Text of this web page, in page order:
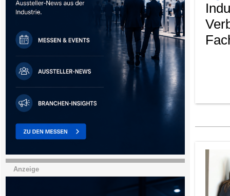
Anzeige